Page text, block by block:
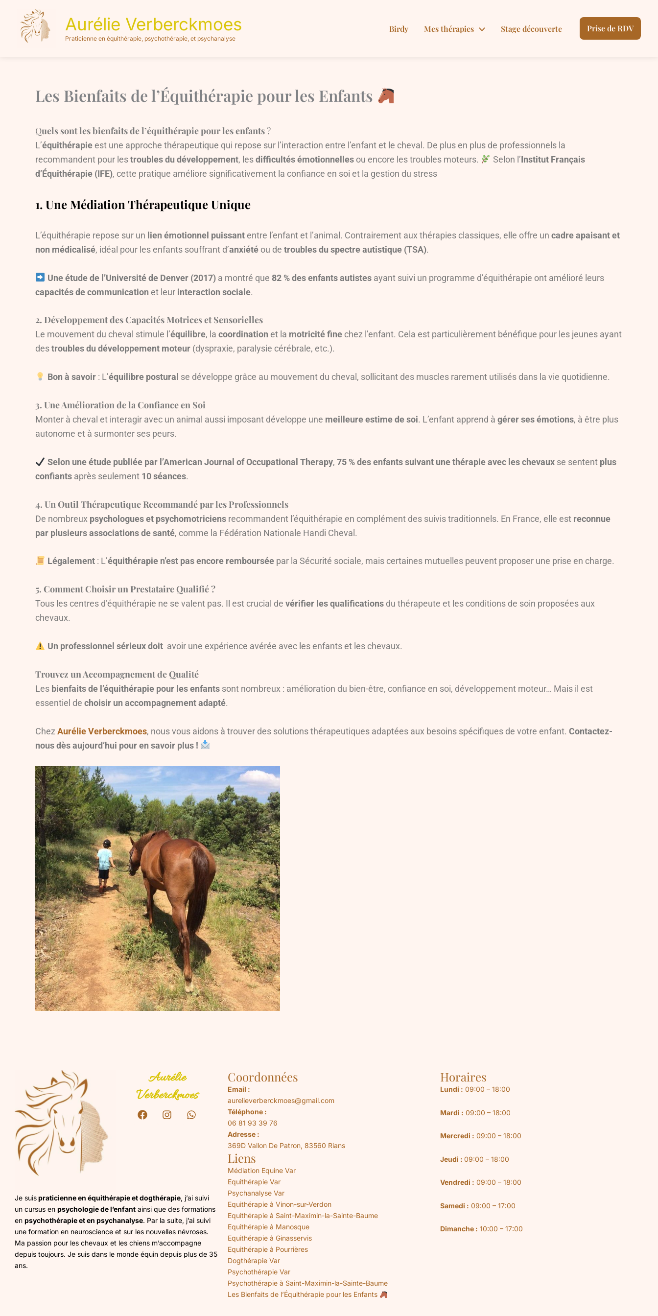
contenu
Aurélie Verberckmoes
Praticienne en équithérapie, psychothérapie, et psychanalyse
Birdy Mes thérapies Stage découverte Prise de RDV
Les Bienfaits de l’Équithérapie pour les Enfants
Quels sont les bienfaits de l’équithérapie pour les enfants?
L’équithérapie est une approche thérapeutique qui repose sur l’interaction entre l’enfant et le cheval. De plus en plus de professionnels la
recommandent pour lestroubles du développement, lesdifficultés émotionnelles ou encore les troubles moteurs. Selon l’Institut Français
d’Équithérapie (IFE), cette pratique améliore significativement la confiance en soi et la gestion du stress
1. Une Médiation Thérapeutique Unique
L’équithérapie repose sur un lien émotionnel puissant entre l’enfant et l’animal. Contrairement aux thérapies classiques, elle offre un cadre apaisant et
non médicalisé, idéal pour les enfants souffrant d’anxiété ou de troubles du spectre autistique (TSA).
Une étude de l’Université de Denver (2017)a montré que 82 % des enfants autistesayant suivi un programme d’équithérapie ont amélioré leurs
capacités de communication et leur interaction sociale.
2. Développement des Capacités Motrices et Sensorielles
Le mouvement du cheval stimule l’équilibre, la coordination et la motricité fine chez l’enfant. Cela est particulièrement bénéfique pour les jeunes ayant
destroubles du développement moteur (dyspraxie, paralysie cérébrale, etc.).
Bon à savoir: L’équilibre postural se développe grâce au mouvement du cheval, sollicitant des muscles rarement utilisés dans la vie quotidienne.
3. Une Amélioration de la Confiance en Soi
Monter à cheval et interagir avec un animal aussi imposant développe une meilleure estime de soi. L’enfant apprend à gérer ses émotions, à être plus
autonome et à surmonter ses peurs.
Selon une étude publiée par l’American Journal of Occupational Therapy, 75 % des enfants suivant une thérapie avec les chevauxse sentent plus
confiants après seulement 10 séances.
4. Un Outil Thérapeutique Recommandé par les Professionnels
De nombreux psychologues et psychomotriciens recommandent l’équithérapie en complément des suivis traditionnels. En France, elle est reconnue
par plusieurs associations de santé, comme la Fédération Nationale Handi Cheval.
Légalement: L’équithérapie n’est pas encore rembourséepar la Sécurité sociale, mais certaines mutuelles peuvent proposer une prise en charge.
5. Comment Choisir un Prestataire Qualifié ?
Tous les centres d’équithérapie ne se valent pas. Il est crucial de vérifier les qualifications du thérapeute et les conditions de soin proposées aux
chevaux.
Un professionnel sérieux doit avoir une expérience avérée avec les enfants et les chevaux.
Trouvez un Accompagnement de Qualité
Les bienfaits de l’équithérapie pour les enfants sont nombreux : amélioration du bien-être, confiance en soi, développement moteur… Mais il est
essentiel de choisir un accompagnement adapté.
Chez Aurélie Verberckmoes, nous vous aidons à trouver des solutions thérapeutiques adaptées aux besoins spécifiques de votre enfant. Contactez-
nous dès aujourd’hui pour en savoir plus !
Aurélie
Verberckmoes
F
a
I
n
W
h
Je suispraticienne en équithérapie et dogthérapie, j’ai suivi
un cursus en psychologie de l’enfant ainsi que des formations
en psychothérapie et en psychanalyse. Par la suite, j’ai suivi
une formation en neuroscience et sur les nouvelles névroses.
Ma passion pour les chevaux et les chiens m’accompagne
depuis toujours. Je suis dans le monde équin depuis plus de 35
ans.
Coordonnées
Email :
aurelieverberckmoes@gmail.com
Téléphone :
06 81 93 39 76
Adresse :
369D Vallon De Patron, 83560 Rians
Liens
Médiation Equine Var
Equithérapie Var
Psychanalyse Var
Equithérapie à Vinon-sur-Verdon
Equithérapie à Saint-Maximin-la-Sainte-Baume
Equithérapie à Manosque
Equithérapie à Ginasservis
Equithérapie à Pourrières
Dogthérapie Var
Psychothérapie Var
Psychothérapie à Saint-Maximin-la-Sainte-Baume
Les Bienfaits de l’Équithérapie pour les Enfants
Horaires
Lundi : 09:00 – 18:00
Mardi : 09:00 – 18:00
Mercredi : 09:00 – 18:00
Jeudi :09:00 – 18:00
Vendredi : 09:00 – 18:00
Samedi : 09:00 – 17:00
Dimanche : 10:00 – 17:00